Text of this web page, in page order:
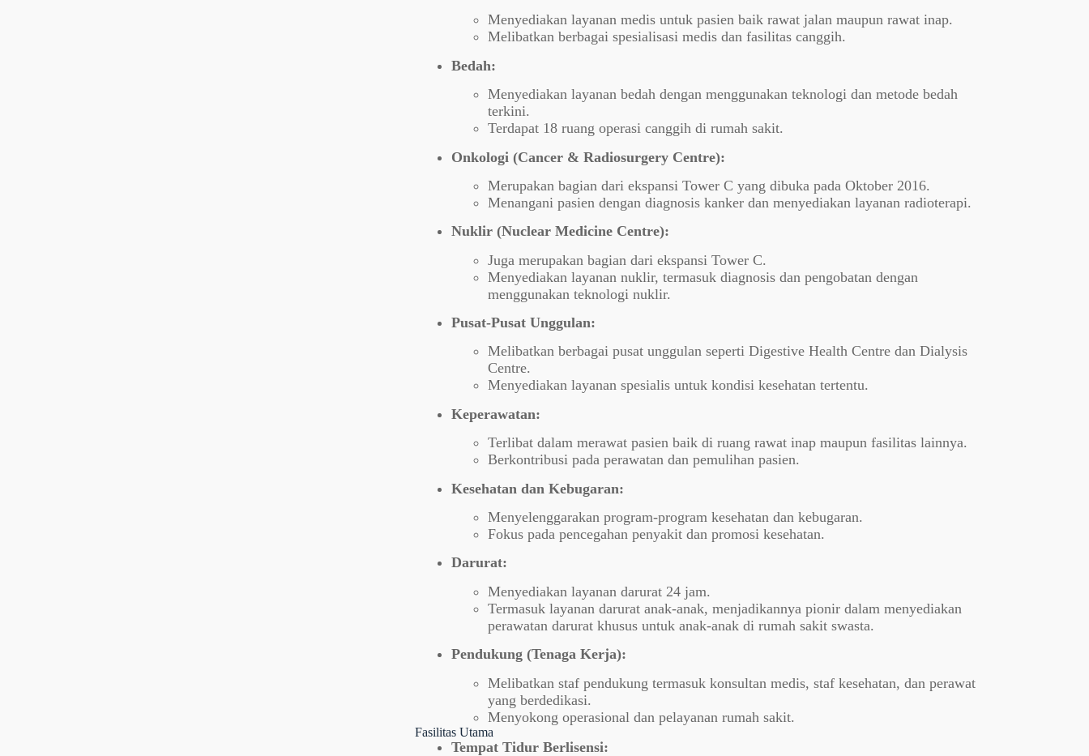
Menyediakan layanan medis untuk pasien baik rawat jalan maupun rawat inap.
Melibatkan berbagai spesialisasi medis dan fasilitas canggih.
Bedah:
Menyediakan layanan bedah dengan menggunakan teknologi dan metode bedah
terkini.
Terdapat 18 ruang operasi canggih di rumah sakit.
Onkologi (Cancer & Radiosurgery Centre):
Merupakan bagian dari ekspansi Tower C yang dibuka pada Oktober 2016.
Menangani pasien dengan diagnosis kanker dan menyediakan layanan radioterapi.
Nuklir (Nuclear Medicine Centre):
Juga merupakan bagian dari ekspansi Tower C.
Menyediakan layanan nuklir, termasuk diagnosis dan pengobatan dengan
menggunakan teknologi nuklir.
Pusat-Pusat Unggulan:
Melibatkan berbagai pusat unggulan seperti Digestive Health Centre dan Dialysis
Centre.
Menyediakan layanan spesialis untuk kondisi kesehatan tertentu.
Keperawatan:
Terlibat dalam merawat pasien baik di ruang rawat inap maupun fasilitas lainnya.
Berkontribusi pada perawatan dan pemulihan pasien.
Kesehatan dan Kebugaran:
Menyelenggarakan program-program kesehatan dan kebugaran.
Fokus pada pencegahan penyakit dan promosi kesehatan.
Darurat:
Menyediakan layanan darurat 24 jam.
Termasuk layanan darurat anak-anak, menjadikannya pionir dalam menyediakan
perawatan darurat khusus untuk anak-anak di rumah sakit swasta.
Pendukung (Tenaga Kerja):
Melibatkan staf pendukung termasuk konsultan medis, staf kesehatan, dan perawat
yang berdedikasi.
Menyokong operasional dan pelayanan rumah sakit.
Fasilitas Utama
Tempat Tidur Berlisensi: